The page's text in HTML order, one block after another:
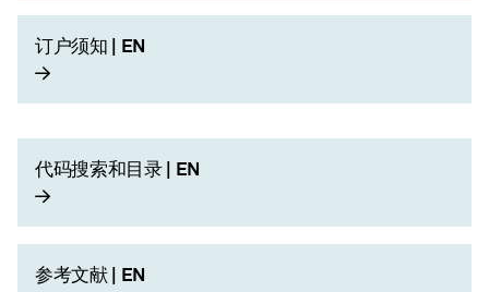
订户须知 | EN
代码搜索和目录 | EN
参考文献 | EN